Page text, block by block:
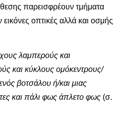
παρεισφρέουν τμήματα
οπτικές αλλά και οσμής
λαμπερούς και
και κύκλους ομόκεντρους/
βοτσάλου ή/και μιας
και πάλι φως άπλετο φως (σ.